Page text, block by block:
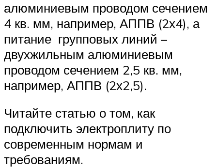
алюминиевым проводом сечением
4 кв. мм, например, АППВ (2х4), а
питание групповых линий –
двухжильным алюминиевым
проводом сечением 2,5 кв. мм,
например, АППВ (2х2,5).
Читайте статью о том, как
подключить электроплиту по
современным нормам и
требованиям.